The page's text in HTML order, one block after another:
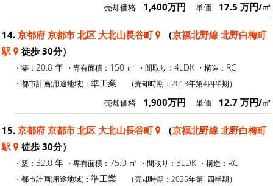
売却価格 1,400万円 単価 17.5 万円/㎡
14. 京都府 京都市 北区 大北山長谷町 （京福北野線 北野白梅町
駅
徒歩 30分）
・築： 20.8 年 ・専有面積： 150 ㎡ ・間取り： 4LDK ・構造： RC
・都市計画(用途地域)： 準工業 （売却時期：2013年第4四半期）
売却価格 1,900万円 単価 12.7 万円/㎡
15. 京都府 京都市 北区 大北山長谷町 （京福北野線 北野白梅町
駅
徒歩 30分）
・築： 32.0 年 ・専有面積： 75.0 ㎡ ・間取り： 3LDK ・構造： RC
・都市計画(用途地域)： 準工業 （売却時期：2025年第1四半期）